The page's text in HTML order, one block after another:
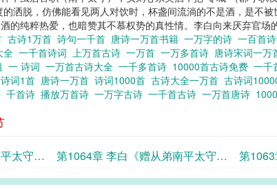
洒脱，仿佛能看见两人对饮时，杯盏间流淌的不是酒，是不
酒的纯粹热爱，也暗赞其不慕权势的真性情。李白向来厌弃
古诗1万首 诗句一千首 唐诗一万首书籍 一万字的诗 一百首
全 一千首诗词 上万首古诗 一万首 一万多首诗 唐诗宋词一万
一 诗词 一万首古诗大全 一千多首诗 10000首古诗免费 一千
诗词1首 唐诗一万首 诗词1000首 古诗大全一万首 古诗词
千首诗 播放万首诗 一万字古诗 一千首古诗 一万首唐诗
太守之
第1064章 李白《赠从弟南平太守之
遥·其一》
第
三》